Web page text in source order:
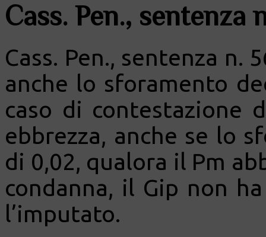
Cass. Pen., sentenza
Cass. Pen., sentenza n.
anche lo sforamento
caso di contestazione
ebbrezza, anche se lo
di 0,02, qualora il Pm
condanna, il Gip non
l’imputato.